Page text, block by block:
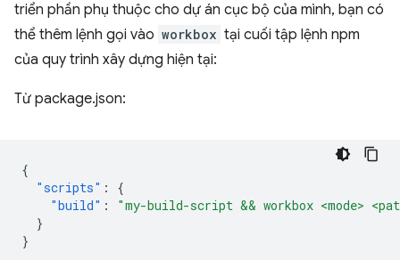
triển phần phụ thuộc cho dự án cục bộ của mình, bạn có
thể thêm lệnh gọi vào workbox tại cuối tập lệnh npm
của quy trình xây dựng hiện tại:
Từ package.json:
{
"scripts" :
{
"build" :
"my-build-script && workbox <mode>
}
}